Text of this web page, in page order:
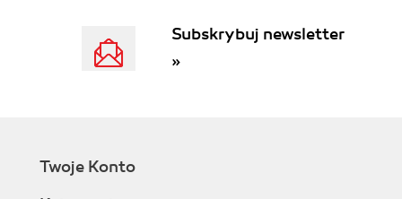
selektorów klas (144)
Stylizowanie wybranych elementów za
pośrednictwem selektorów identyfikacyjnych (146)
Inne pseudoklasy i pseudoelementy (156)
Subskrybuj newsletter
»
Twoje Konto